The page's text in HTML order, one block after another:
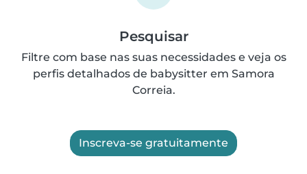
Pesquisar
Filtre com base nas suas necessidades e veja os
perfis detalhados de babysitter em Samora
Correia.
Inscreva-se gratuitamente